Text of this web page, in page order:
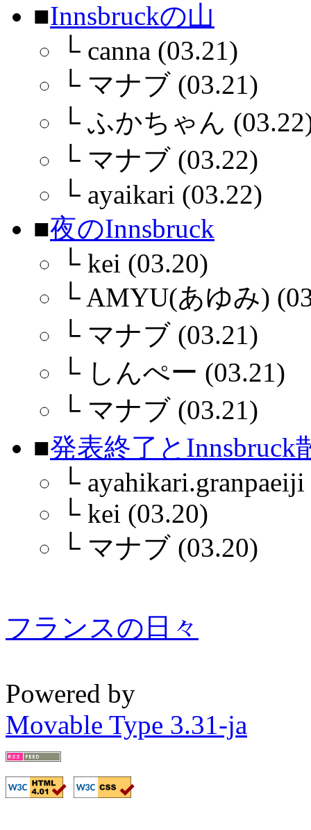
■Innsbruckの山
└ canna (03.21)
└ マナブ (03.21)
└ ふかちゃん
└ マナブ (03.22)
└ ayaikari (03.22)
■夜のInnsbruck
└ kei (03.20)
└ AMYU(あゆみ)
└ マナブ (03.21)
└ しんぺー (03.21)
└ マナブ (03.21)
■発表終了とInnsbruck
└
└ kei (03.20)
└ マナブ (03.20)
フランスの日々
Powered by
Movable Type 3.31-ja